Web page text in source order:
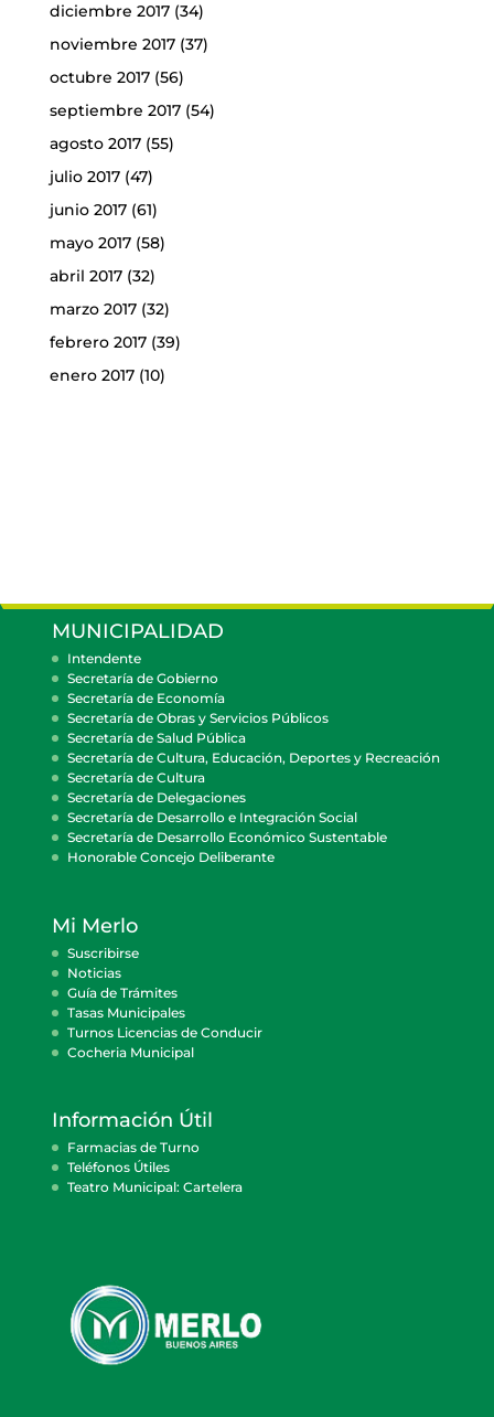
diciembre 2017(34)
noviembre 2017(37)
octubre 2017(56)
septiembre 2017(54)
agosto 2017(55)
julio 2017(47)
junio 2017(61)
mayo 2017(58)
abril 2017(32)
marzo 2017(32)
febrero 2017(39)
enero 2017(10)
MUNICIPALIDAD
Intendente
Secretaría de Gobierno
Secretaría de Economía
Secretaría de Obras y Servicios Públicos
Secretaría de Salud Pública
Secretaría de Cultura, Educación, Deportes y Recreación
Secretaría de Cultura
Secretaría de Delegaciones
Secretaría de Desarrollo e Integración Social
Secretaría de Desarrollo Económico Sustentable
Honorable Concejo Deliberante
Mi Merlo
Suscribirse
Noticias
Guía de Trámites
Tasas Municipales
Turnos Licencias de Conducir
Cocheria Municipal
Información Útil
Farmacias de Turno
Teléfonos Útiles
Teatro Municipal: Cartelera